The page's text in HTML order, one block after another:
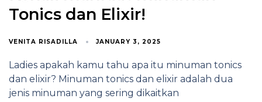
Tonics dan Elixir!
VENITA RISADILLA JANUARY 3, 2025
Ladies apakah kamu tahu apa itu minuman tonics
dan elixir? Minuman tonics dan elixir adalah dua
jenis minuman yang sering dikaitkan